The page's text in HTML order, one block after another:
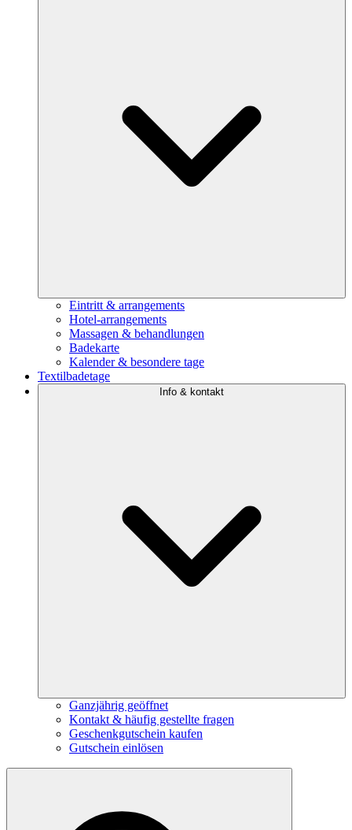
Eintritt & arrangements
Hotel-arrangements
Massagen & behandlungen
Badekarte
Kalender & besondere tage
Textilbadetage
Info & kontakt
Ganzjährig geöffnet
Kontakt & häufig gestellte fragen
Geschenkgutschein kaufen
Gutschein einlösen